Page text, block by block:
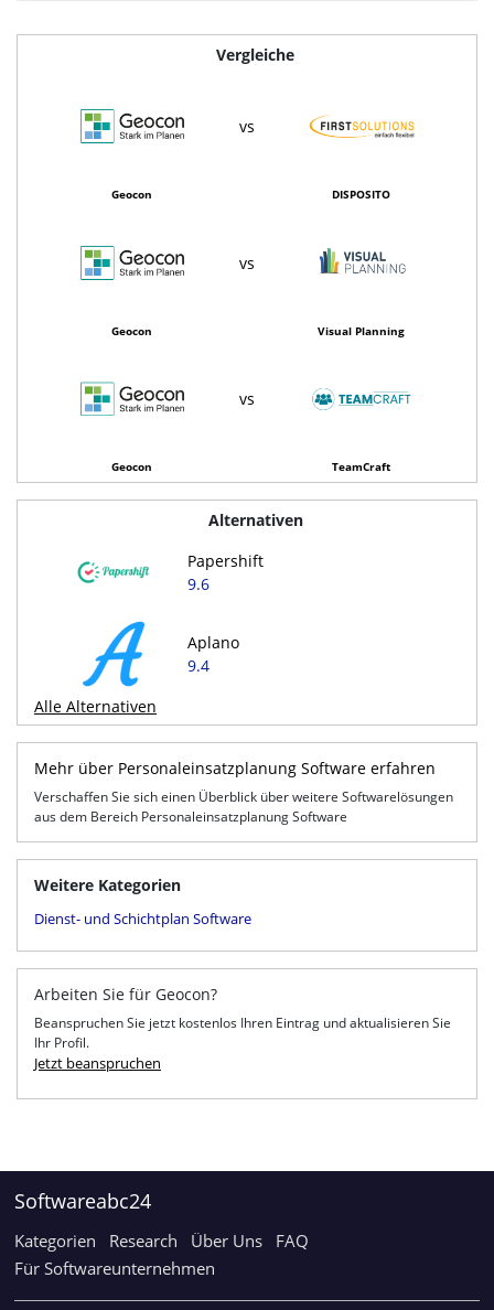
Vergleiche
vs
Geocon DISPOSITO
vs
Geocon Visual Planning
vs
Geocon TeamCraft
Alternativen
Papershift
9.6
Aplano
9.4
Alle Alternativen
Mehr über Personaleinsatzplanung Software erfahren
Verschaffen Sie sich einen Überblick über weitere Softwarelösungen
aus dem Bereich Personaleinsatzplanung Software
Weitere Kategorien
Dienst- und Schichtplan Software
Arbeiten Sie für Geocon?
Beanspruchen Sie jetzt kostenlos Ihren Eintrag und aktualisieren Sie
Ihr Profil.
Jetzt beanspruchen
Softwareabc24
Kategorien Research Über Uns
FAQ
Für Softwareunternehmen